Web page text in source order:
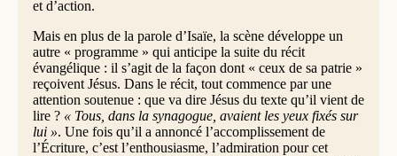
et d’action.
Mais en plus de la parole d’Isaïe, la scène développe un
autre « programme » qui anticipe la suite du récit
évangélique : il s’agit de la façon dont « ceux de sa patrie »
reçoivent Jésus. Dans le récit, tout commence par une
attention soutenue : que va dire Jésus du texte qu’il vient de
lire ? « Tous, dans la synagogue, avaient les yeux fixés sur
lui ». Une fois qu’il a annoncé l’accomplissement de
l’Écriture, c’est l’enthousiasme, l’admiration pour cet